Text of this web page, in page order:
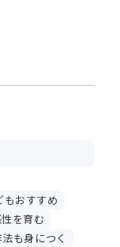
もおすすめ
を育む
も身につく